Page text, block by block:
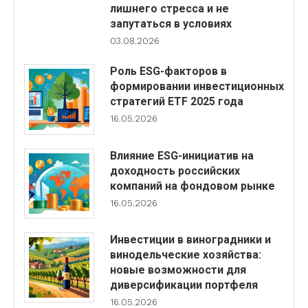
лишнего стресса и не
запутаться в условиях
03.08.2026
Роль ESG-факторов в
формировании инвестиционных
стратегий ETF 2025 года
16.05.2026
Влияние ESG-инициатив на
доходность российских
компаний на фондовом рынке
16.05.2026
Инвестиции в виноградники и
винодельческие хозяйства:
новые возможности для
диверсификации портфеля
16.05.2026